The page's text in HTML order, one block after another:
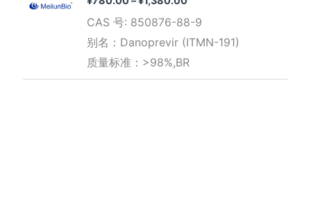
范
围：
¥780.00
至
CAS 号: 850876-88-9
别名：Danoprevir (ITMN-191)
质量标准：>98%,BR